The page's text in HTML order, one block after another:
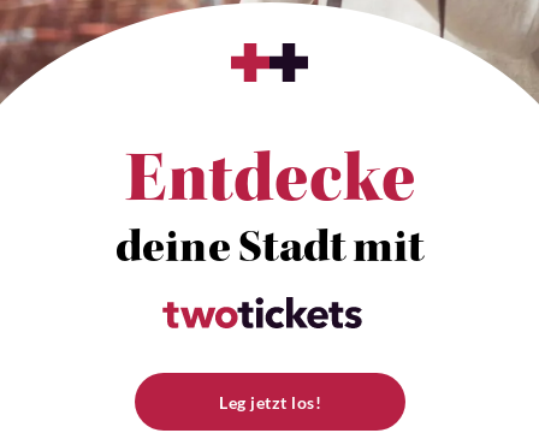
Entdecke
deine Stadt mit
Leg jetzt los!